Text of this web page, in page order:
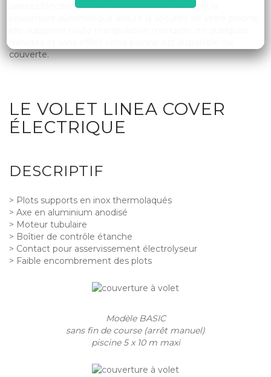
saletés,fonction sécurité. Très facile d’utilisation, la
couverte.
LE VOLET LINEA COVER
ÉLECTRIQUE
DESCRIPTIF
> Plots supports en inox thermolaqués
> Axe en aluminium anodisé
> Moteur tubulaire
> Boîtier de contrôle étanche
> Contact pour asservissement électrolyseur
> Faible encombrement des plots
Modèle BASIC
sans fin de course (arrêt manuel)
piscine 5 x 10 m maxi